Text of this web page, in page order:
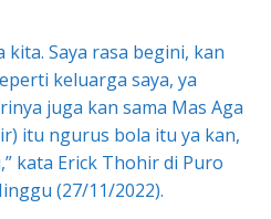
kita. Saya rasa begini, kan
keluarga saya, ya
juga kan sama Mas Aga
itu ngurus bola itu ya kan,
kata Erick Thohir di Puro
(27/11/2022).